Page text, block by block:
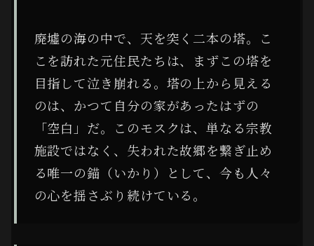
廃墟の海の中で、天を突く二本の塔。こ
こを訪れた元住民たちは、まずこの塔を
目指して泣き崩れる。塔の上から見える
のは、かつて自分の家があったはずの
「空白」だ。このモスクは、単なる宗教
施設ではなく、失われた故郷を繋ぎ止め
る唯一の錨（いかり）として、今も人々
の心を揺さぶり続けている。